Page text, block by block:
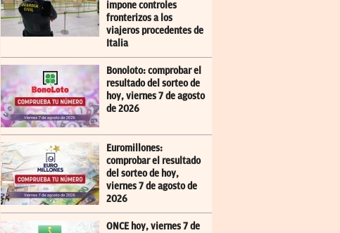
impone controles
fronterizos a los
viajeros procedentes de
Italia
Bonoloto: comprobar el
resultado del sorteo de
hoy, viernes 7 de agosto
de 2026
Euromillones:
comprobar el resultado
del sorteo de hoy,
viernes 7 de agosto de
2026
ONCE hoy, viernes 7 de